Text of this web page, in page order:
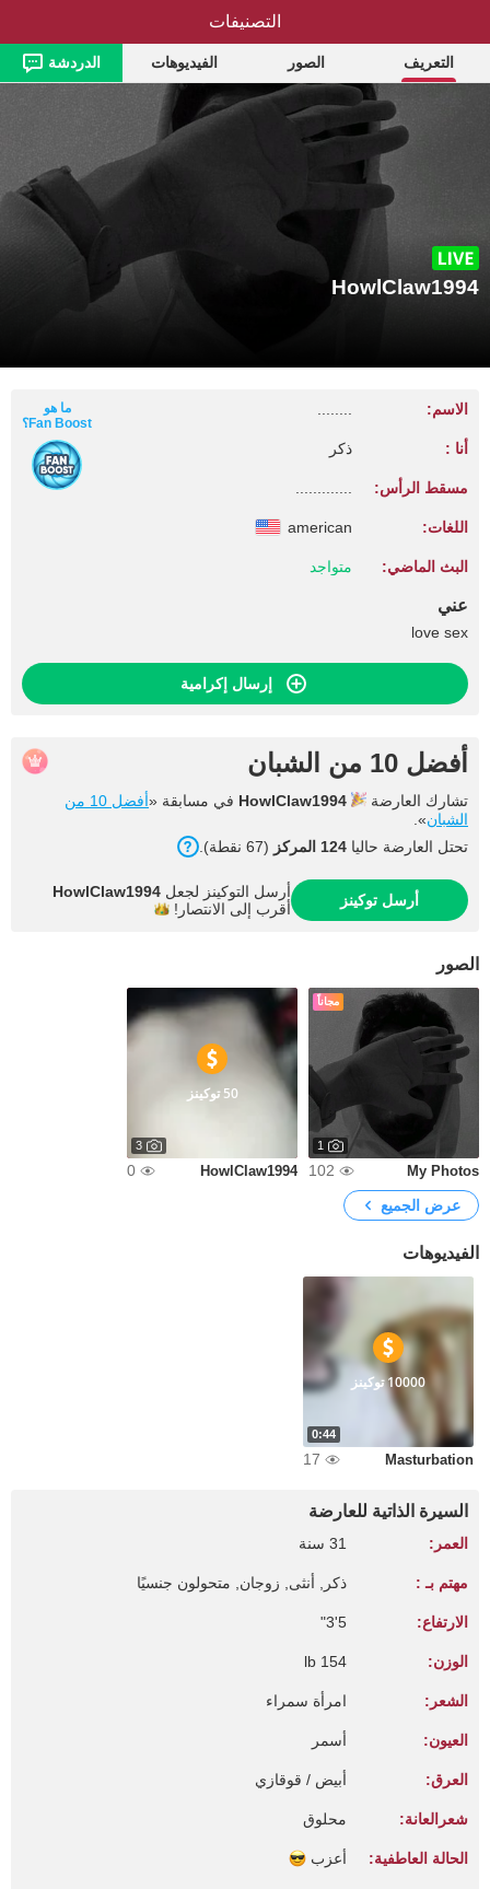
HowlClaw1994
التعريف الصور الفيديوهات الدردشة
HowlClaw1994
الاسم:
أنا : ذكر
مسقط الرأس:
اللغات: american
البث الماضي: متواجد
ما هو
Fan Boost؟
عني
love sex
إرسال إكرامية
أفضل 10 من الشبان
تشارك العارضة HowlClaw1994 في مسابقة «
أفضل 10 من
الشبان».
تحتل العارضة حاليا 124 المركز (67 نقطة).
أرسل توكينز أرسل التوكينز لجعل HowlClaw1994
أقرب إلى الانتصار!
الصور
مجاناً
1
My Photos
102
50 توكينز
3
HowlClaw1994
0
عرض الجميع
الفيديوهات
0:44
10000 توكينز
Masturbation
17
السيرة الذاتية للعارضة
العمر: 31 سنة
مهتم بـ : ذكر, أنثى, زوجان, متحولون جنسيًا
الارتفاع: 5'3"
الوزن: 154 lb
الشعر: امرأة سمراء
العيون: أسمر
العرق: أبيض / قوقازي
شعرالعانة: محلوق
الحالة العاطفية: أعزب
التصنيفات